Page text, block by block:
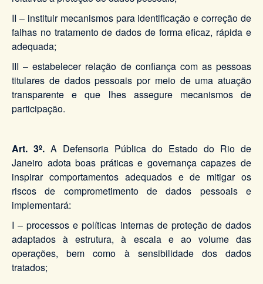
II – instituir mecanismos para identificação e correção de
falhas no tratamento de dados de forma eficaz, rápida e
adequada;
III – estabelecer relação de confiança com as pessoas
titulares de dados pessoais por meio de uma atuação
transparente e que lhes assegure mecanismos de
participação.
Art. 3º. A Defensoria Pública do Estado do Rio de
Janeiro adota boas práticas e governança capazes de
inspirar comportamentos adequados e de mitigar os
riscos de comprometimento de dados pessoais e
implementará:
I – processos e políticas internas de proteção de dados
adaptados à estrutura, à escala e ao volume das
operações, bem como à sensibilidade dos dados
tratados;